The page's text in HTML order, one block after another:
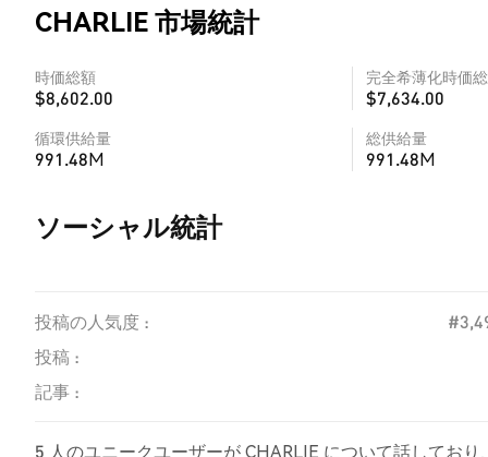
CHARLIE 市場統計
時価総額
$8,602.00
完全希薄化時価
$7,634.00
循環供給量
991.48M
総供給量
991.48M
ソーシャル統計
投稿の人気度 :
投稿 :
記事 :
5 人のユニークユーザーが CHARLIE について話してお